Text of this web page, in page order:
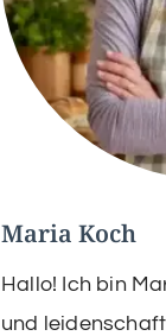
Maria Koch
Hallo! Ich bin
und